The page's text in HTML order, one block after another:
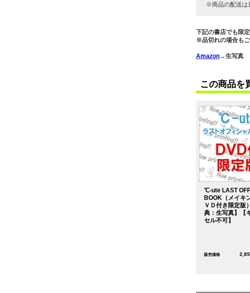
※商品の配送は
下記の書店でも限
※品切れの場合もご
Amazon→生写真
この商品を
℃-ute LAST
BOOK（メイキ
ＶＤ付き限定版
典：生写真】【
セル不可】
販売価格